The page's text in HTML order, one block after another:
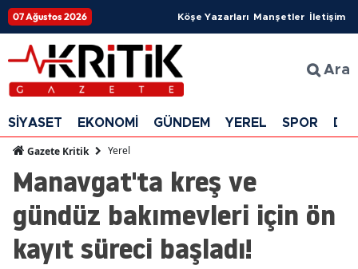
07 Ağustos 2026 Köşe Yazarları Manşetler İletişim
Ara
SİYASET EKONOMİ GÜNDEM YEREL SPOR
Gazete Kritik Yerel
Manavgat'ta kreş ve
gündüz bakımevleri için ön
kayıt süreci başladı!